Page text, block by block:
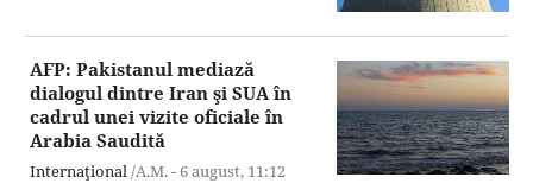
AFP: Pakistanul mediază
dialogul dintre Iran şi SUA în
cadrul unei vizite oficiale în
Arabia Saudită
Internaţional/A.M. -6 august, 11:12